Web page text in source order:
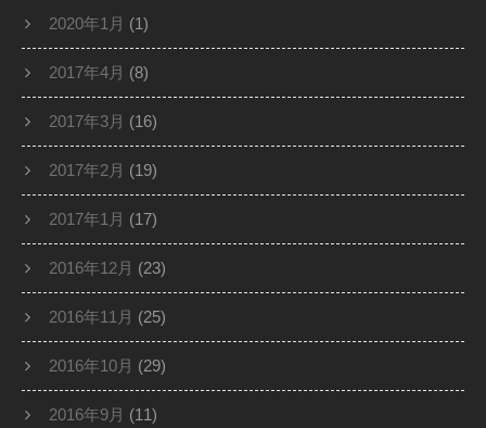
2020年1月 (1)
2017年4月 (8)
2017年3月 (16)
2017年2月 (19)
2017年1月 (17)
2016年12月 (23)
2016年11月 (25)
2016年10月 (29)
2016年9月 (11)